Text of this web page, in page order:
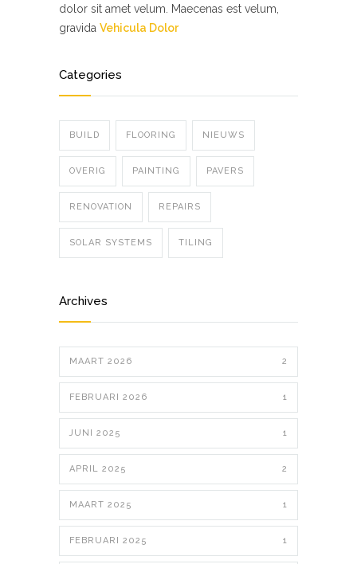
dolor sit amet velum. Maecenas est velum,
gravida Vehicula Dolor
Categories
BUILD FLOORING NIEUWS
OVERIG PAINTING PAVERS
RENOVATION REPAIRS
SOLAR SYSTEMS TILING
Archives
MAART 2026 2
FEBRUARI 2026 1
JUNI 2025 1
APRIL 2025 2
MAART 2025 1
FEBRUARI 2025 1